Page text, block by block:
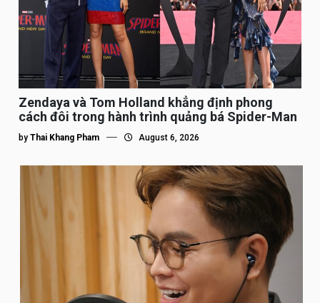
Zendaya và Tom Holland khẳng định phong
cách đôi trong hành trình quảng bá Spider-Man
by Thai Khang Pham August 6, 2026